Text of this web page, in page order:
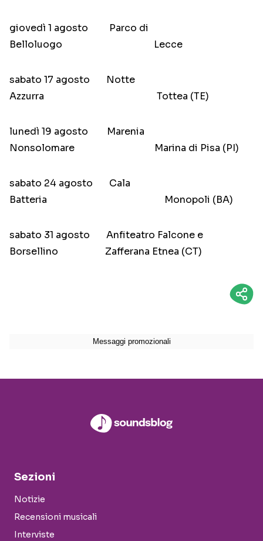
giovedì 1 agosto Parco di
Belloluogo Lecce
sabato 17 agosto Notte
Azzurra Tottea (TE)
lunedì 19 agosto Marenia
Nonsolomare Marina di Pisa (PI)
sabato 24 agosto Cala
Batteria Monopoli (BA)
sabato 31 agosto Anfiteatro Falcone e
Borsellino Zafferana Etnea (CT)
Sezioni
Notizie
Recensioni musicali
Interviste